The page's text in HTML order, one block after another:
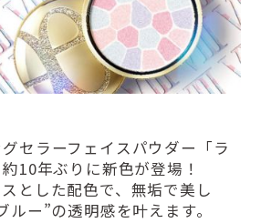
セラーフェイスパウダー「ラ
10年ぶりに新色が登場！
とした配色で、無垢で美し
ルー”の透明感を叶えます。